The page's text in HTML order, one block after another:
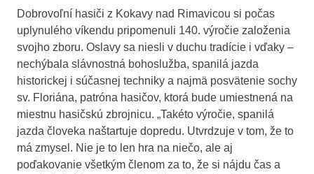
Dobrovoľní hasiči z Kokavy nad Rimavicou si počas
uplynulého víkendu pripomenuli 140. výročie založenia
svojho zboru. Oslavy sa niesli v duchu tradície i vďaky –
nechýbala slávnostná bohoslužba, spanilá jazda
historickej i súčasnej techniky a najmä posvätenie sochy
sv. Floriána, patróna hasičov, ktorá bude umiestnená na
miestnu hasičskú zbrojnicu. „Takéto výročie, spanilá
jazda človeka naštartuje dopredu. Utvrdzuje v tom, že to
má zmysel. Nie je to len hra na niečo, ale aj
poďakovanie všetkým členom za to, že si nájdu čas a